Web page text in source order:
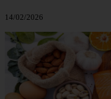
14/02/2026